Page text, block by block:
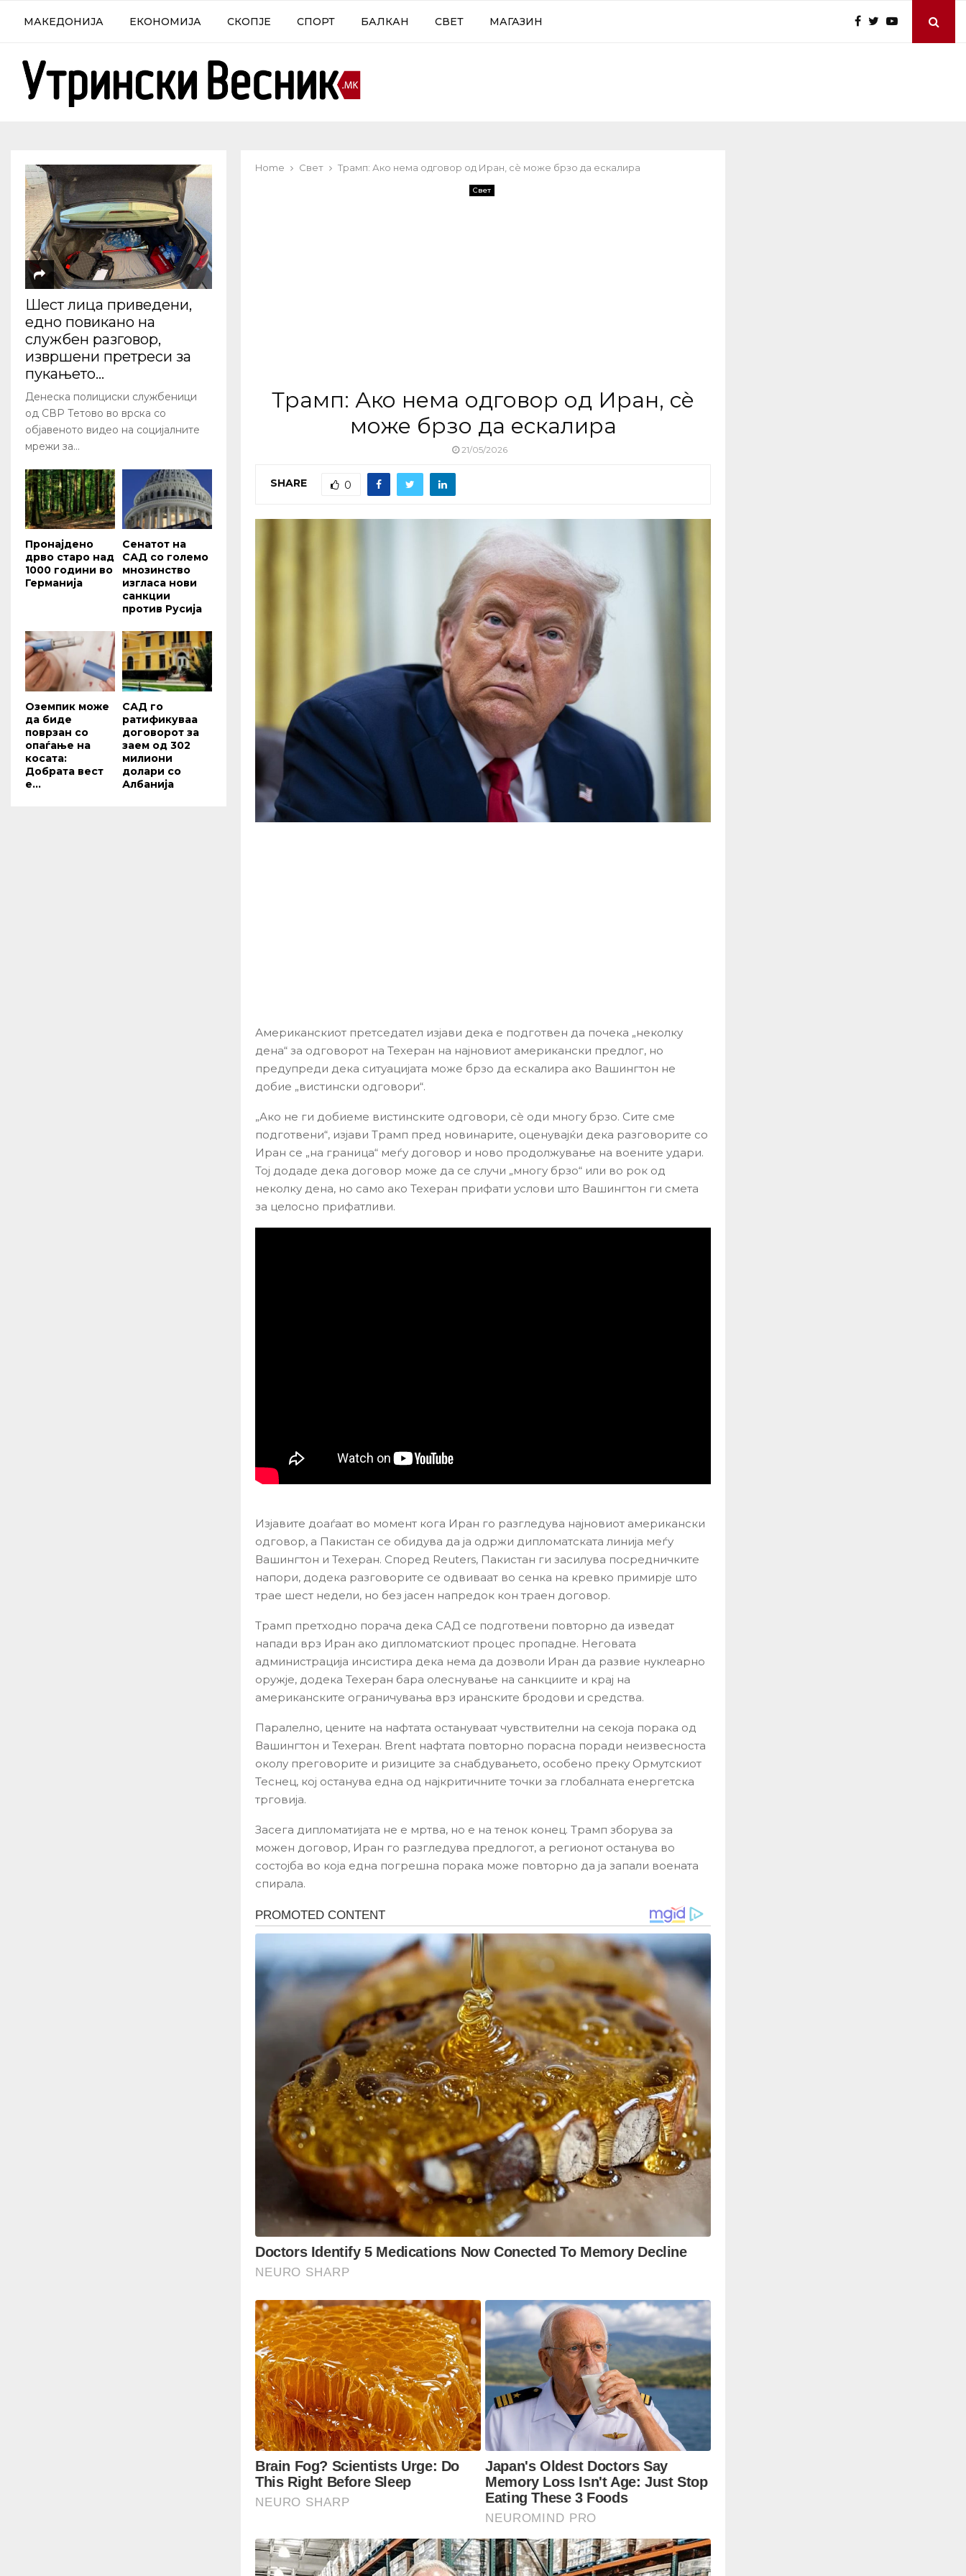
МАКЕДОНИЈА ЕКОНОМИЈА СКОПЈЕ СПОРТ БАЛКАН СВЕТ МАГАЗИН
Home Свет Трамп: Ако нема одговор од Иран, сè може брзо да ескалира
Свет
Трамп: Ако нема одговор од Иран, сè
може брзо да ескалира
21/05/2026
SHARE 0
Американскиот претседател изјави дека е подготвен да почека „неколку
дена“ за одговорот на Техеран на најновиот американски предлог, но
предупреди дека ситуацијата може брзо да ескалира ако Вашингтон не
добие „вистински одговори“.
„Ако не ги добиеме вистинските одговори, сè оди многу брзо. Сите сме
подготвени“, изјави Трамп пред новинарите, оценувајќи дека разговорите со
Иран се „на граница“ меѓу договор и ново продолжување на воените удари.
Тој додаде дека договор може да се случи „многу брзо“ или во рок од
неколку дена, но само ако Техеран прифати услови што Вашингтон ги смета
за целосно прифатливи.
Изјавите доаѓаат во момент кога Иран го разгледува најновиот американски
одговор, а Пакистан се обидува да ја одржи дипломатската линија меѓу
Вашингтон и Техеран. Според Reuters, Пакистан ги засилува посредничките
напори, додека разговорите се одвиваат во сенка на кревко примирје што
трае шест недели, но без јасен напредок кон траен договор.
Трамп претходно порача дека САД се подготвени повторно да изведат
напади врз Иран ако дипломатскиот процес пропадне. Неговата
администрација инсистира дека нема да дозволи Иран да развие нуклеарно
оружје, додека Техеран бара олеснување на санкциите и крај на
американските ограничувања врз иранските бродови и средства.
Паралелно, цените на нафтата остануваат чувствителни на секоја порака од
Вашингтон и Техеран. Brent нафтата повторно порасна поради неизвесноста
околу преговорите и ризиците за снабдувањето, особено преку Ормутскиот
Теснец, кој останува една од најкритичните точки за глобалната енергетска
трговија.
Засега дипломатијата не е мртва, но е на тенок конец. Трамп зборува за
можен договор, Иран го разгледува предлогот, а регионот останува во
состојба во која една погрешна порака може повторно да ја запали воената
спирала.
Шест лица приведени,
едно повикано на
службен разговор,
извршени претреси за
пукањето...
Денеска полициски службеници
од СВР Тетово во врска со
објавеното видео на социјалните
мрежи за...
Пронајдено
дрво старо над
1000 години во
Германија
Сенатот на
САД со големо
мнозинство
изгласа нови
санкции
против Русија
Оземпик може
да биде
поврзан со
опаѓање на
косата:
Добрата вест
е...
САД го
ратификуваа
договорот за
заем од 302
милиони
долари со
Албанија